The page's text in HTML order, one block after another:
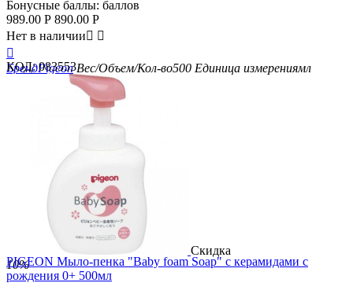
Бонусные баллы: баллов
989.00 Р 890.00 Р
Нет в наличии 

БрендPigeon Вес/Объем/Кол-во500 Единица измерениямл
КОД: 083553
Скидка
10%
PIGEON Мыло-пенка "Baby foam Soap" с керамидами с
рождения 0+ 500мл